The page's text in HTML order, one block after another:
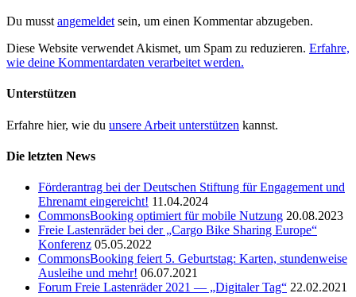
Du musst angemeldet sein, um einen Kommentar abzugeben.
Diese Website verwendet Akismet, um Spam zu reduzieren. Erfahre,
wie deine Kommentardaten verarbeitet werden.
Unterstützen
Erfahre hier, wie du unsere Arbeit unterstützen kannst.
Die letzten News
Förderantrag bei der Deutschen Stiftung für Engagement und
Ehrenamt eingereicht! 11.04.2024
CommonsBooking optimiert für mobile Nutzung 20.08.2023
Freie Lastenräder bei der „Cargo Bike Sharing Europe“
Konferenz 05.05.2022
CommonsBooking feiert 5. Geburtstag: Karten, stundenweise
Ausleihe und mehr! 06.07.2021
Forum Freie Lastenräder 2021 — „Digitaler Tag“ 22.02.2021